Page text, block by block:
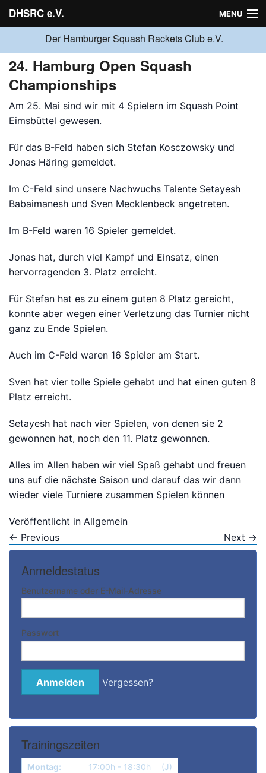
DHSRC e.V. MENU
Verein
Neuigkeiten
Sponsoren
Bitte anmelden
Der Hamburger Squash Rackets Club e.V.
24. Hamburg Open Squash
Championships
Am 25. Mai sind wir mit 4 Spielern im Squash Point
Eimsbüttel gewesen.
Für das B-Feld haben sich Stefan Kosczowsky und
Jonas Häring gemeldet.
Im C-Feld sind unsere Nachwuchs Talente Setayesh
Babaimanesh und Sven Mecklenbeck angetreten.
Im B-Feld waren 16 Spieler gemeldet.
Jonas hat, durch viel Kampf und Einsatz, einen
hervorragenden 3. Platz erreicht.
Für Stefan hat es zu einem guten 8 Platz gereicht,
konnte aber wegen einer Verletzung das Turnier nicht
ganz zu Ende Spielen.
Auch im C-Feld waren 16 Spieler am Start.
Sven hat vier tolle Spiele gehabt und hat einen guten 8
Platz erreicht.
Setayesh hat nach vier Spielen, von denen sie 2
gewonnen hat, noch den 11. Platz gewonnen.
Alles im Allen haben wir viel Spaß gehabt und freuen
uns auf die nächste Saison und darauf das wir dann
wieder viele Turniere zusammen Spielen können
Veröffentlicht in Allgemein
← Previous Next →
Anmeldestatus
Benutzername oder E-Mail-Adresse
Passwort
Vergessen?
Trainingszeiten
Montag: 17:00h - 18:30h
(J)